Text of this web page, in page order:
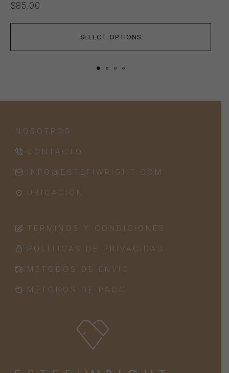
SELECT OPTIONS
$85.00
NOSOTROS
CONTACTO
INFO@ESTEFIWRIGHT.COM
UBICACIÓN
TÉRMINOS Y CONDICIONES
POLÍTICAS DE PRIVACIDAD
MÉTODOS DE ENVÍO
MÉTODOS DE PAGO